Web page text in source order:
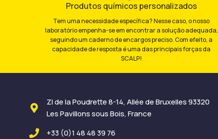
Produtos químicos personalizados
Tem uma necessidade específica? Nesse caso, o nosso
laboratório empenha-se em encontrar a solução adequada,
seguindo um caderno de encargos preciso. Com efeito, a
capacidade de resposta é uma das principais forças da
SCALP!
ZI de la Poudrette 8-14, Allée de Bruxelles 93320
Les Pavillons sous Bois, France
+33 (0)1 48 48 39 76